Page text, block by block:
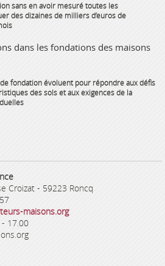
sans en avoir mesuré toutes les
des dizaines de milliers d’euros de
dans les fondations des maisons
fondation évoluent pour répondre aux défis
des sols et aux exigences de la
Croizat - 59223 Roncq
maisons.org
17.00